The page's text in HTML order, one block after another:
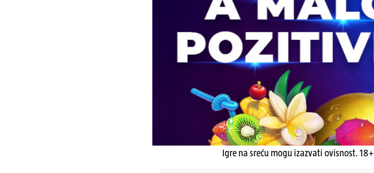
Igre na sreću mogu izazvati ovisnost. 18+